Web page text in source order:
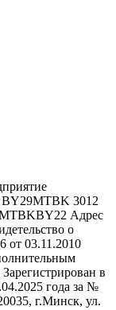
волос
1509
BY29MTBK 3012
Адрес
о
от 03.11.2010
в
года за №
г.Минск, ул.